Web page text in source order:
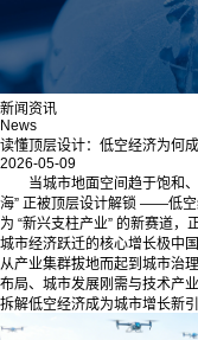
新闻资讯
News
读懂顶层设计：低空经济为何
2026-05-09
当城市地面空间趋于饱和
海” 正被顶层设计解锁 ——低
为 “新兴支柱产业” 的新赛道
城市经济跃迁的核心增长极中
从产业集群拔地而起到城市治
布局、城市发展刚需与技术产
拆解低空经济成为城市增长新